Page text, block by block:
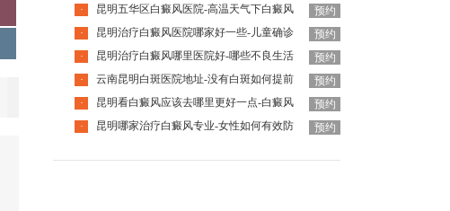
·
昆明五华区白癜风医院-高温天气下白癜风
预约
·
昆明治疗白癜风医院哪家好一些-儿童确诊
预约
·
昆明治疗白癜风哪里医院好-哪些不良生活
预约
·
云南昆明白斑医院地址-没有白斑如何提前
预约
·
昆明看白癜风应该去哪里更好一点-白癜风
预约
·
昆明哪家治疗白癜风专业-女性如何有效防 预约